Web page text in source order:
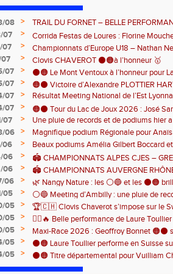
08 >
TRAIL DU FORNET – BELLE
CHARPENTIER ⚫️🟠 💪
07 >
Corrida Festas de Loures : Florine
! 🇵🇹
07 >
Championnats d’Europe U18 – Nathan
🇨🇭🏃
07 >
Clovis CHAVEROT ⚫️🟠à l’honneur 🥇
07
>
⚫️🟠 Le Mont Ventoux à l’honneur pour
07
>
🟠⚫️ Victoire d’Alexandre PLOTTIER
– La Garinette ! 🏆👏
07 >
Résultat Meeting National de l’Est
07
>
🟠⚫️ Tour du Lac de Joux 2026 : José
catégorie ! 🏃‍♂️🏆
07 >
Une pluie de records et de podiums hier
clôturer en beauté cette belle saison
06 >
Magnifique podium Régionale pour
06
>
Beaux podiums Amélia Gilbert Boccard
06
>
🏟️ CHAMPIONNATS ALPES CJES –
2026
06 >
🏟️ CHAMPIONNATS AUVERGNE
Pontcharra 📅 Samedi 13 juin 2026
06 >
🌿 Nangy Nature : les ⚪️🔵 et les ⚫️🟠
05
>
⚪️🔵 Meeting d’Ambilly : une pluie de
athlètes de l’EAA ! ⚫️🟠
05 >
🏆🇨🇭 Clovis Chaverot s’impose sur le
05
>
🏃‍♀️🔥 Belle performance de Laure
! 🔥🏃‍♀️
05 >
Maxi-Race 2026 : Geoffroy Bonnet 🟠⚫️
en catégorie M0 sur le Tour du Lac 100
05 >
⚫️🟠 Laure Toullier performe en Suisse
05
> ⚫️🟠 Titre départemental pour Vuilliam